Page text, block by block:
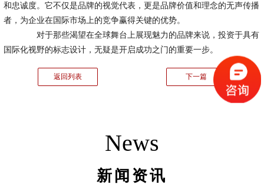
和忠诚度。它不仅是品牌的视觉代表，更是品牌价值和理念的无声传播
者，为企业在国际市场上的竞争赢得关键的优势。
对于那些渴望在全球舞台上展现魅力的品牌来说，投资于具有
国际化视野的标志设计，无疑是开启成功之门的重要一步。
返回列表 下一篇
News
新闻资讯